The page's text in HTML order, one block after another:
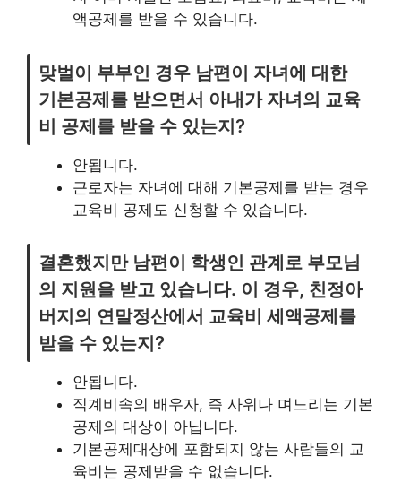
액공제를 받을 수 있습니다.
맞벌이 부부인 경우 남편이 자녀에 대한
기본공제를 받으면서 아내가 자녀의 교육
비 공제를 받을 수 있는지?
안됩니다.
근로자는 자녀에 대해 기본공제를 받는 경우
교육비 공제도 신청할 수 있습니다.
결혼했지만 남편이 학생인 관계로 부모님
의 지원을 받고 있습니다. 이 경우, 친정아
버지의 연말정산에서 교육비 세액공제를
받을 수 있는지?
안됩니다.
직계비속의 배우자, 즉 사위나 며느리는 기본
공제의 대상이 아닙니다.
기본공제대상에 포함되지 않는 사람들의 교
육비는 공제받을 수 없습니다.